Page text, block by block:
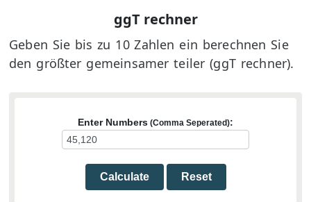
ggT rechner
Geben Sie bis zu 10 Zahlen ein berechnen Sie
den größter gemeinsamer teiler (ggT rechner).
Enter Numbers (Comma Seperated):
Calculate Reset